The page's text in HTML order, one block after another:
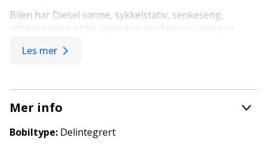
Bilen har Diesel varme, sykkelstativ, senkeseng,
ryggekamera, stort kjøleskap med egen fryser+++
Bilen selges som rep.objekt pga noe fukt i lasterom og
Ta kontakt for mere info!
Fredric Røvik: 92656034
Martin Nordbakk: 48213080
Les mer
Mer info
Bobiltype: Delintegrert